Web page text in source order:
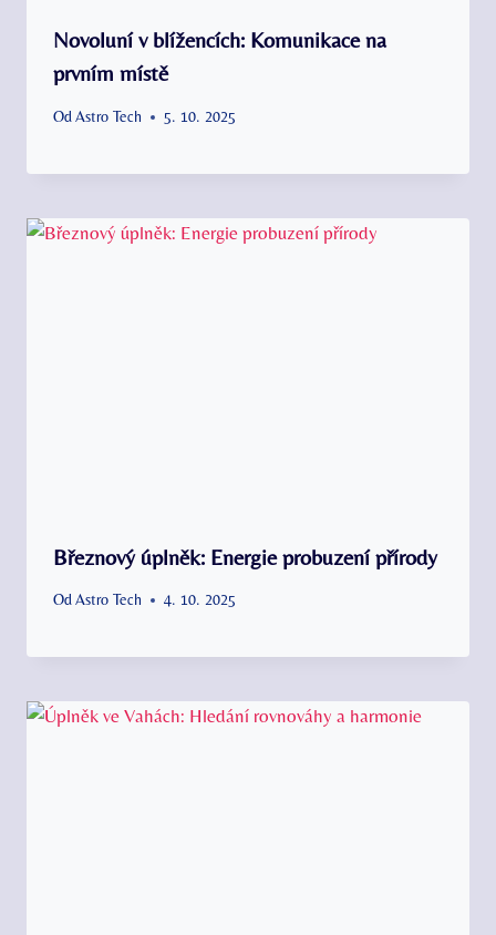
Novoluní v blížencích: Komunikace na
prvním místě
Od Astro Tech 5. 10. 2025
Březnový úplněk: Energie probuzení přírody
OdAstro Tech 4. 10. 2025